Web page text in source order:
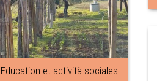
Education et actività sociales